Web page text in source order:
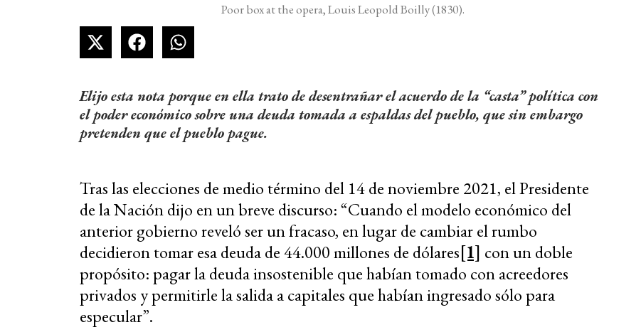
Poor box at the opera, Louis Leopold Boilly (1830).
Elijo esta nota porque en ella trato de desentrañar el acuerdo de la “casta” política con
el poder económico sobre una deuda tomada a espaldas del pueblo, que sin embargo
pretenden que el pueblo pague.
Tras las elecciones de medio término del 14 de noviembre 2021, el Presidente
de la Nación dijo en un breve discurso: “Cuando el modelo económico del
anterior gobierno reveló ser un fracaso, en lugar de cambiar el rumbo
decidieron tomar esa deuda de 44.000 millones de dólares[1] con un doble
propósito: pagar la deuda insostenible que habían tomado con acreedores
privados y permitirle la salida a capitales que habían ingresado sólo para
especular”.